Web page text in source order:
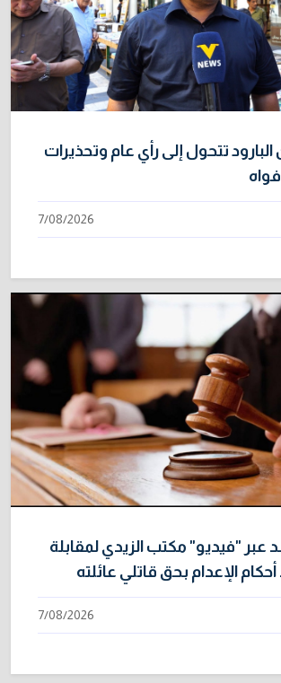
يكشف خيارات الحكومة لتجاوز أزمة
تتحول إلى رأي عام وتحذيرات
7/08/2026
عبر "فيديو" مكتب الزيدي لمقابلة
الإعدام بحق قاتلي عائلته
7/08/2026